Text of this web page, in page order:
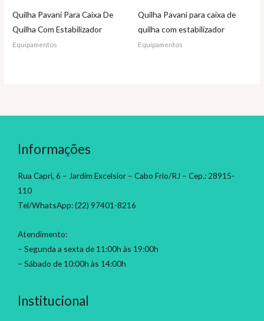
Quilha Pavani Para Caixa De
Quilha Com Estabilizador
Equipamentos
Quilha Pavani para caixa de
quilha com estabilizador
Equipamentos
Informações
Rua Capri, 6 – Jardim Excelsior – Cabo Frio/RJ – Cep.: 28915-
110
Tel/WhatsApp: (22) 97401-8216
Atendimento:
– Segunda a sexta de 11:00h às 19:00h
– Sábado de 10:00h às 14:00h
Institucional